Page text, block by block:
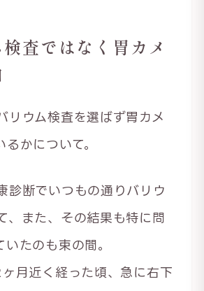
査ではなく胃カメ
リウム検査を選ばず胃カメ
るかについて。
診断でいつもの通りバリウ
、また、その結果も特に問
いたのも束の間。
月近く経った頃、急に右下